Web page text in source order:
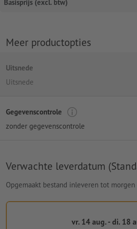
Basisprijs (excl. btw)
Meer productopties
Uitsnede
Uitsnede
Gegevenscontrole
zonder gegevenscontrole
Verwachte leverdatum
Opgemaakt bestand inleveren tot morgen
vr. 14 aug. - di. 18